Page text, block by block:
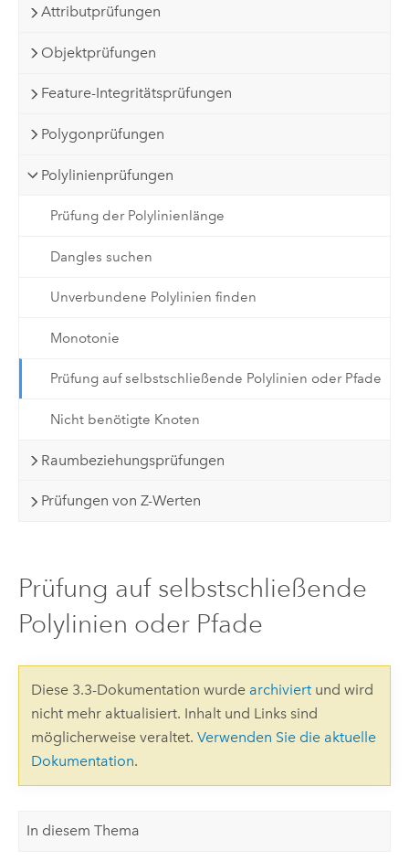
Attributprüfungen
Objektprüfungen
Feature-Integritätsprüfungen
Polygonprüfungen
Polylinienprüfungen
Prüfung der Polylinienlänge
Dangles suchen
Unverbundene Polylinien finden
Monotonie
Prüfung auf selbstschließende Polylinien oder Pfade
Nicht benötigte Knoten
Raumbeziehungsprüfungen
Prüfungen von Z-Werten
Prüfung auf selbstschließende
Polylinien oder Pfade
Diese 3.3-Dokumentation wurde archiviertund wird
nicht mehr aktualisiert. Inhalt und Links sind
möglicherweise veraltet. Verwenden Sie die aktuelle
Dokumentation.
In diesem Thema